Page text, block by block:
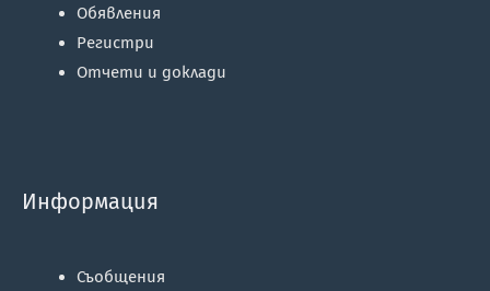
Обявления
Регистри
Отчети и доклади
Информация
Съобщения